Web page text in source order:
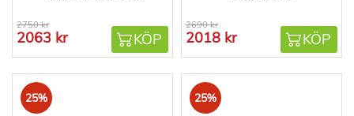
2750 kr
2063 kr KÖP
2690 kr
2018 kr KÖP
25% 25%